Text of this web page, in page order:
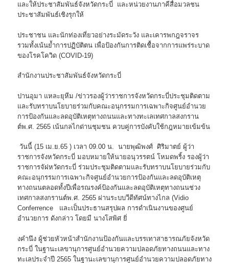
และให้ประชาสัมพันธ์จังหวัดกระบี่ และหน่วยงานภาคีสื่อมวลชน
ประชาสัมพันธ์เชิงรุกให้
ประชาชน และนักท่องเที่ยวอย่างระมัดระวัง และเคารพกฎจราจร
รวมทั้งเน้นย้ำการปฏิบัติตน เพื่อป้องกันการติดเชื้อจากการแพร่ระบาด
ของโรคโควิด (COVID-19)
สำนักงานประชาสัมพันธ์จังหวัดกระบี่
ปานอุมา แหละยุหีม /ข่าวรองผู้ว่าราชการจังหวัดกระบี่ประชุมติดตาม
และรับทราบนโยบายร่วมกับคณะอนุกรรมการเฉพาะกิจศูนย์อำนวย
การป้องกันและลดอุบัติเหตุทางถนนและทางทะเลเทศกาลสงกราน
ต์พ.ศ. 2565 เน้นกลไกด่านชุมชน ควบคู่การบังคับใช้กฎหมายเข้มข้น
วันนี้ (15 เม.ย.65 ) เวลา 09.00 น. นายพุฒิพงศ์ ศิริมาตย์ ผู้ว่า
ราชการจังหวัดกระบี่ มอบหมายให้นายอนุวรรตน์ โหมดพริ้ง รองผู้ว่า
ราชการจัฝหวัดกระบี่ ร่วมประชุมติดตามและรับทราบนโยบายร่วมกับ
คณะอนุกรรมการเฉพาะกิจศูนย์อำนวยการป้องกันและลดอุบัติเหตุ
ทางถนนตลอดทั้งปีเพื่อรณรงค์ป้องกันและลดอุบัติเหตุทางถนนช่วง
เทศกาลสงกรานต์พ.ศ. 2565 ผ่านระบบวีดีทัศน์ทางไกล (Vidio
Conferrence และเป็นประธานสรุปผล การดำเนินงานของศูนย์
อำนวยการ ดังกล่าว โดยมี นางโสพิศ ยิ่
งคำนึง ผู้ช่วยหัวหน้าสำนักงานป้องกันและบรรเทาสาธารณภัยจังหวัด
กระบี่ ในฐานะเลขานุการศูนย์อำนวยความปลอดภัยทางถนนและทาง
ทะเลประจำปี 2565 ในฐานะเลขานุการศูนย์อำนวยความปลอดภัยทาง